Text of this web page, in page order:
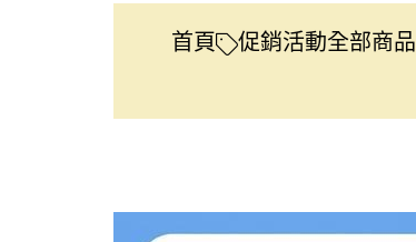
首頁 促銷活動全部商品